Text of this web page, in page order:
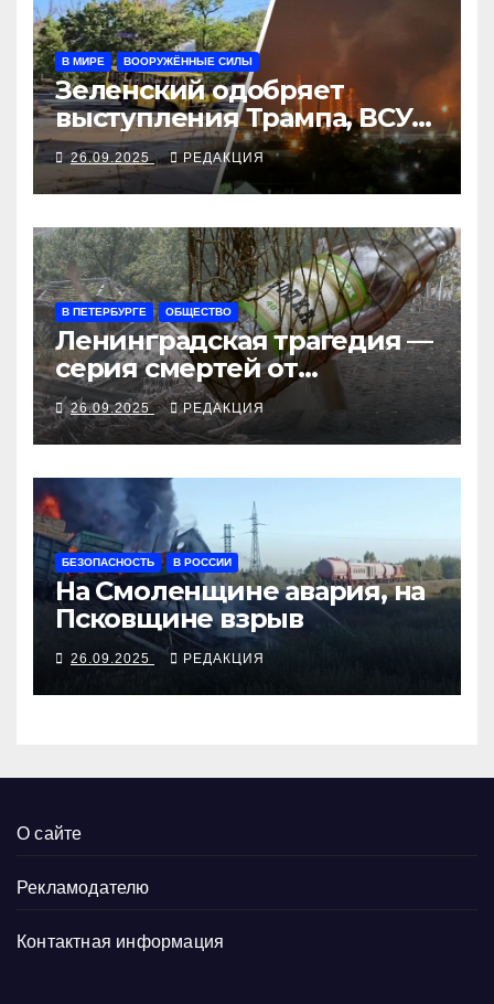
В МИРЕ ВООРУЖЁННЫЕ СИЛЫ
Зеленский одобряет
выступления Трампа, ВСУ
закрыли Добропольский
рубеж
26.09.2025 РЕДАКЦИЯ
В ПЕТЕРБУРГЕ ОБЩЕСТВО
Ленинградская трагедия —
серия смертей от
алкосуррогата
26.09.2025 РЕДАКЦИЯ
БЕЗОПАСНОСТЬ В РОССИИ
На Смоленщине авария, на
Псковщине взрыв
26.09.2025 РЕДАКЦИЯ
О сайте
Рекламодателю
Контактная информация